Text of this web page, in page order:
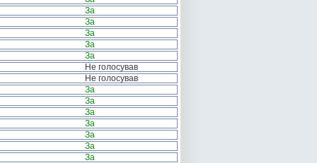
За
За
За
За
За
Не голосував
Не голосував
За
За
За
За
За
За
За